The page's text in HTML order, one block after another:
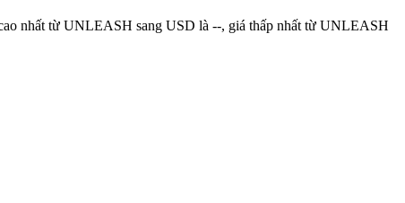
nhất từ UNLEASH sang USD là --, giá thấp nhất từ UNLEASH